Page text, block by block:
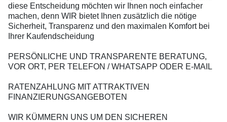
diese Entscheidung möchten wir Ihnen noch einfacher
machen, denn WIR bietet Ihnen zusätzlich die nötige
Sicherheit, Transparenz und den maximalen Komfort bei
Ihrer Kaufendscheidung
PERSÖNLICHE UND TRANSPARENTE BERATUNG,
VOR ORT, PER TELEFON / WHATSAPP ODER E-MAIL
RATENZAHLUNG MIT ATTRAKTIVEN
FINANZIERUNGSANGEBOTEN
WIR KÜMMERN UNS UM DEN SICHEREN